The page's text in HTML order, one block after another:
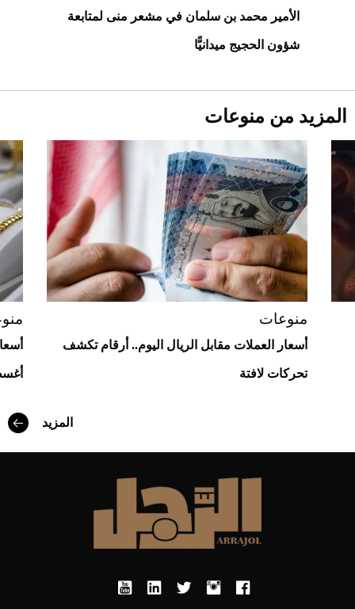
Aston Martin Valiant: على هوى الأبطال
الأمير محمد بن سلمان في مشعر منى لمتابعة
شؤون الحجيج ميدانيًّا
المزيد من منوعات
منوعات
أسعار العملات مقابل الريال اليوم.. أرقام تكشف
تحركات لافتة
المزيد